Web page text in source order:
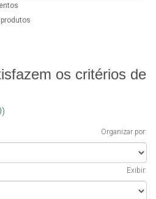
os critérios de
Organizar por:
Exibir: